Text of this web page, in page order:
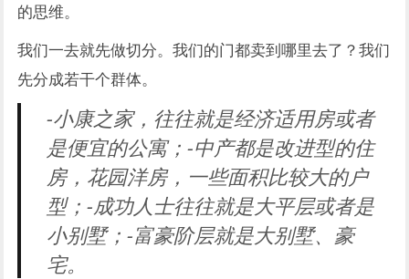
的思维。
我们一去就先做切分。我们的门都卖到哪里去了？我们
先分成若干个群体。
-小康之家，往往就是经济适用房或者
是便宜的公寓；-中产都是改进型的住
房，花园洋房，一些面积比较大的户
型；-成功人士往往就是大平层或者是
小别墅；-富豪阶层就是大别墅、豪
宅。